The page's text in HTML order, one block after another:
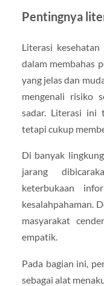
Pentingnya
Literasi
dalam membahas
yang jelas dan
mengenali risiko
sadar. Literasi ini
tetapi cukup
Di banyak
jarang
keterbukaan
kesalahpahaman.
masyarakat
empatik.
Pada bagian ini,
sebagai alat